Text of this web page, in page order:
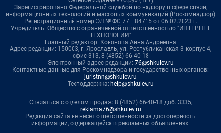
Зарегистрировано Федеральной службой по надзору в сфере связи,
информационных технологий и массовых коммуникаций (Роскомнадзор)
Регистрационный номер ЭЛ № ФС 77– 84715 от 06.02.2023 г.
Учредитель: Общество с ограниченной ответственностью "ИНТЕРНЕТ
ТЕХНОЛОГИИ"
Главный редактор: Кононова Анна Андреевна
Адрес редакции: 150003, г. Ярославль, ул. Республиканская 3, корпус 4,
офис 313, 8 (4852) 66-40-18
Электронный адрес редакции: 76@shkulev.ru
Контактные данные для Роскомнадзора и государственных органов:
juristnn@shkulev.ru
Техподдержка: help@shkulev.ru
Связаться с отделом продаж: 8 (4852) 66-40-18 доб. 3335,
reklama76@shkulev.ru
Редакция сайта не несет ответственности за достоверность
информации, содержащейся в рекламных объявлениях.